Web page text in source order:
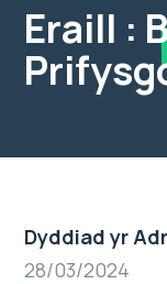
Eraill :
Dyddiad yr
28/03/2024